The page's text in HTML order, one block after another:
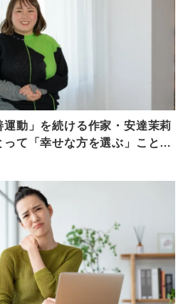
運動」を続ける作家・安達茉莉
って「幸せな方を選ぶ」ことと